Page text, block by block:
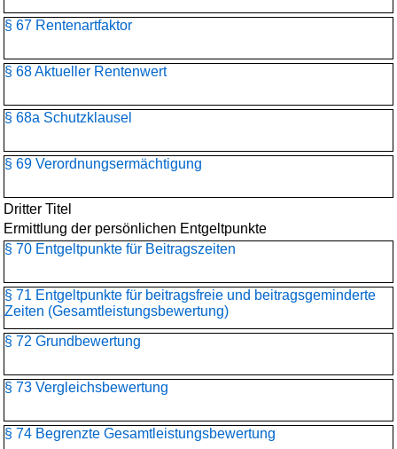
§ 67 Rentenartfaktor
§ 68 Aktueller Rentenwert
§ 68a Schutzklausel
§ 69 Verordnungsermächtigung
Dritter Titel
Ermittlung der persönlichen Entgeltpunkte
§ 70 Entgeltpunkte für Beitragszeiten
§ 71 Entgeltpunkte für beitragsfreie und beitragsgeminderte
Zeiten (Gesamtleistungsbewertung)
§ 72 Grundbewertung
§ 73 Vergleichsbewertung
§ 74 Begrenzte Gesamtleistungsbewertung